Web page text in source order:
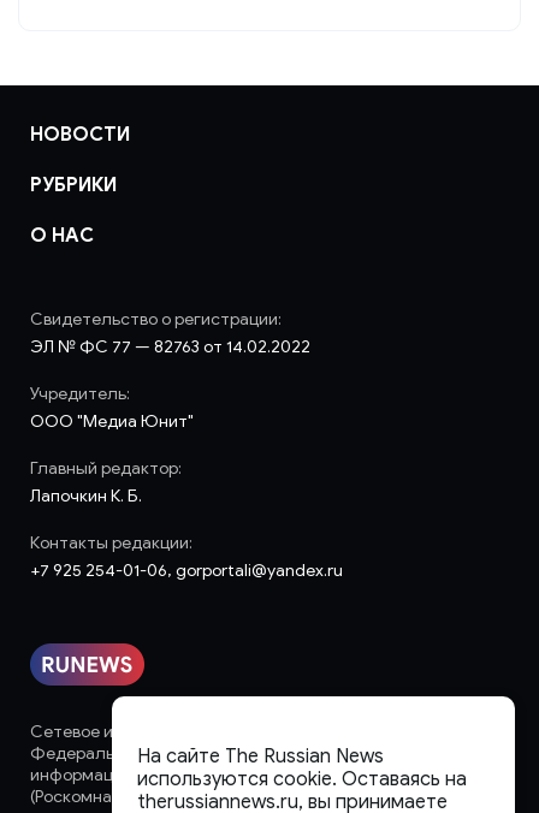
НОВОСТИ
РУБРИКИ
О НАС
Сетевое издание «runews» (18+) зарегистрировано в
Федеральной службе по надзору в сфере связи,
информационных технологий и массовых коммуникаций
(Роскомнадзор)
Свидетельство о регистрации:
ЭЛ № ФС 77 — 82763 от 14.02.2022
Учредитель:
ООО "Медиа Юнит"
Главный редактор:
Лапочкин К. Б.
Контакты редакции:
+7 925 254-01-06, gorportali@yandex.ru
На сайте The Russian News
используются cookie. Оставаясь на
therussiannews.ru, вы принимаете